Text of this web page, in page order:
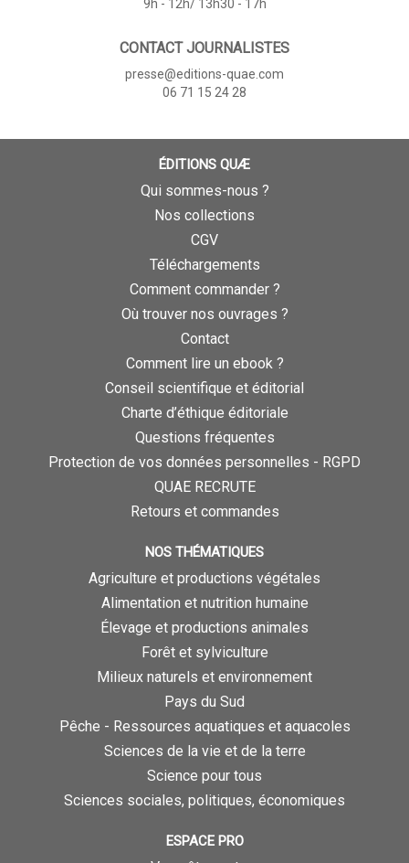
9h - 12h/ 13h30 - 17h
CONTACT JOURNALISTES
presse@editions-quae.com
06 71 15 24 28
ÉDITIONS QUÆ
Qui sommes-nous ?
Nos collections
CGV
Téléchargements
Comment commander ?
Où trouver nos ouvrages ?
Contact
Comment lire un ebook ?
Conseil scientifique et éditorial
Charte d’éthique éditoriale
Questions fréquentes
Protection de vos données personnelles - RGPD
QUAE RECRUTE
Retours et commandes
NOS THÉMATIQUES
Agriculture et productions végétales
Alimentation et nutrition humaine
Élevage et productions animales
Forêt et sylviculture
Milieux naturels et environnement
Pays du Sud
Pêche - Ressources aquatiques et aquacoles
Sciences de la vie et de la terre
Science pour tous
Sciences sociales, politiques, économiques
ESPACE PRO